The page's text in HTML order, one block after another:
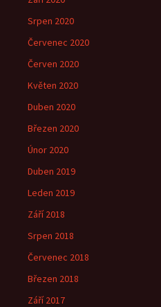
Srpen 2020
Červenec 2020
Červen 2020
Květen 2020
Duben 2020
Březen 2020
Únor 2020
Duben 2019
Leden 2019
Září 2018
Srpen 2018
Červenec 2018
Březen 2018
Září 2017